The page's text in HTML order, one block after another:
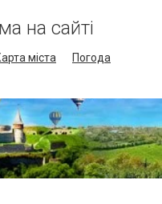
на сайті
міста
Погода